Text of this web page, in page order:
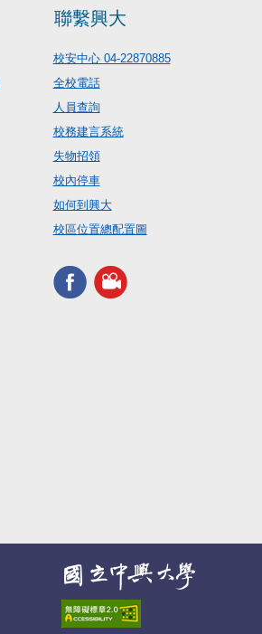
聯繫興大
校安中心 04-22870885
全校電話
人員查詢
校務建言系統
失物招領
校內停車
如何到興大
校區位置總配置圖